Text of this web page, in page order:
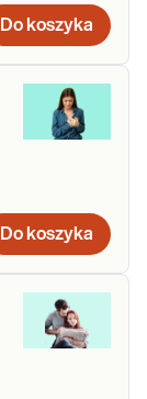
Do koszyka
Do koszyka